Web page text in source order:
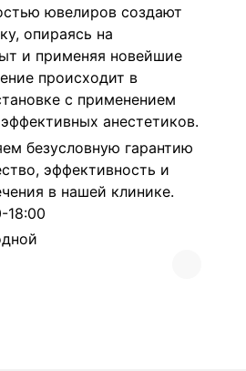
ювелиров создают
опираясь на
и применяя новейшие
происходит в
с применением
анестетиков.
безусловную гарантию
эффективность и
в нашей клинике.
18:00